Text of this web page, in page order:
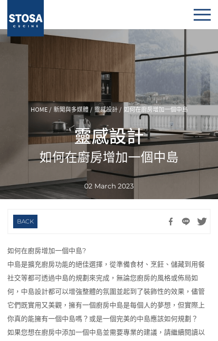
HOME 新聞與多媒體 靈感設計 如何在廚房增加一個中島
靈感設計
如何在廚房增加一個中島
02 March 2023
BACK
如何在廚房增加一個中島?
中島是擴充廚房功能的絕佳選擇，從準備食材、烹飪、儲藏到用餐
社交等都可透過中島的規劃來完成，無論您廚房的風格或佈局如
何，中島設計都可以增強整體的氛圍並起到了裝飾性的效果，儘管
它們既實用又美觀，擁有一個廚房中島是每個人的夢想，但實際上
你真的能擁有一個中島嗎？或是一個完美的中島應該如何規劃？
如果您想在廚房中添加一個中島並需要專業的建議，請繼續閱讀以